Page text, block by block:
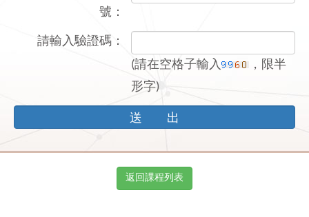
號：
請輸入驗證碼：
(請在空格子輸入
，限半
形字)
返回課程列表